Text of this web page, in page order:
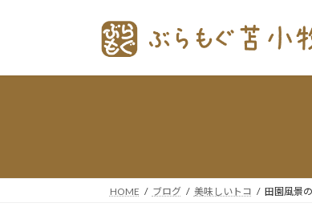
HOME ブログ 美味しいトコ 田園風景